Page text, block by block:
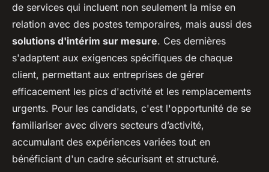
de services qui incluent non seulement la mise en
relation avec des postes temporaires, mais aussi des
solutions d'intérim sur mesure. Ces dernières
s'adaptent aux exigences spécifiques de chaque
client, permettant aux entreprises de gérer
efficacement les pics d'activité et les remplacements
urgents. Pour les candidats, c'est l'opportunité de se
familiariser avec divers secteurs d’activité,
accumulant des expériences variées tout en
bénéficiant d'un cadre sécurisant et structuré.